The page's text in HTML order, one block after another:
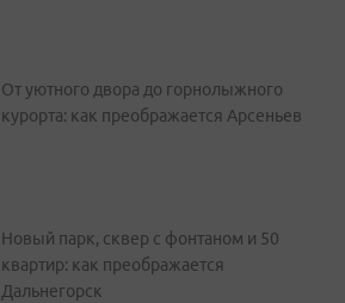
От уютного двора до горнолыжного
курорта: как преображается Арсеньев
Новый парк, сквер с фонтаном и 50
квартир: как преображается
Дальнегорск